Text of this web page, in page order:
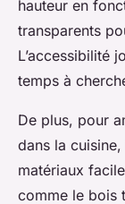
hauteur en
transparents
L’accessibilité
temps à
De plus, pour
dans la
matériaux
comme le bois